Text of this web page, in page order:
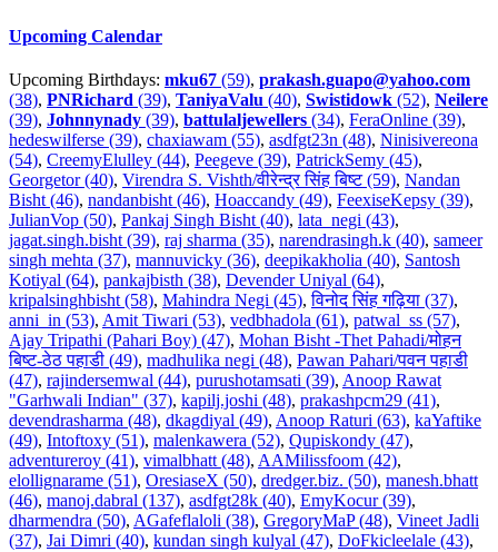
Upcoming Calendar
Upcoming Birthdays: mku67 (59), prakash.guapo@yahoo.com
(38), PNRichard (39), TaniyaValu (40), Swistidowk (52), Neilere
(39), Johnnynady (39), battulaljewellers (34), FeraOnline (39),
hedeswilferse (39), chaxiawam (55), asdfgt23n (48), Ninisivereona
(54), CreemyElulley (44), Peegeve (39), PatrickSemy (45),
Georgetor (40), Virendra S. Vishth/वीरेन्द्र सिंह बिष्ट (59), Nandan
Bisht (46), nandanbisht (46), Hoaccandy (49), FeexiseKepsy (39),
JulianVop (50), Pankaj Singh Bisht (40), lata_negi (43),
jagat.singh.bisht (39), raj sharma (35), narendrasingh.k (40), sameer
singh mehta (37), mannuvicky (36), deepikakholia (40), Santosh
Kotiyal (64), pankajbisth (38), Devender Uniyal (64),
kripalsinghbisht (58), Mahindra Negi (45),विनोद सिंह गढ़िया (37),
anni_in (53), Amit Tiwari (53), vedbhadola (61), patwal_ss (57),
Ajay Tripathi (Pahari Boy) (47), Mohan Bisht -Thet Pahadi/मोहन
बिष्ट-ठेठ पहाडी (49), madhulika negi (48), Pawan Pahari/पवन पहाडी
(47), rajindersemwal (44), purushotamsati (39), Anoop Rawat
"Garhwali Indian" (37), kapilj.joshi (48), prakashpcm29 (41),
devendrasharma (48), dkagdiyal (49), Anoop Raturi (63), kaYaftike
(49), Intoftoxy (51), malenkawera (52), Qupiskondy (47),
adventureroy (41), vimalbhatt (48), AAMilissfoom (42),
elollignarame (51), OresiaseX (50), dredger.biz. (50), manesh.bhatt
(46), manoj.dabral (137), asdfgt28k (40), EmyKocur (39),
dharmendra (50), AGafeflaloli (38), GregoryMaP (48), Vineet Jadli
(37), Jai Dimri (40), kundan singh kulyal (47), DoFkicleelale (43),